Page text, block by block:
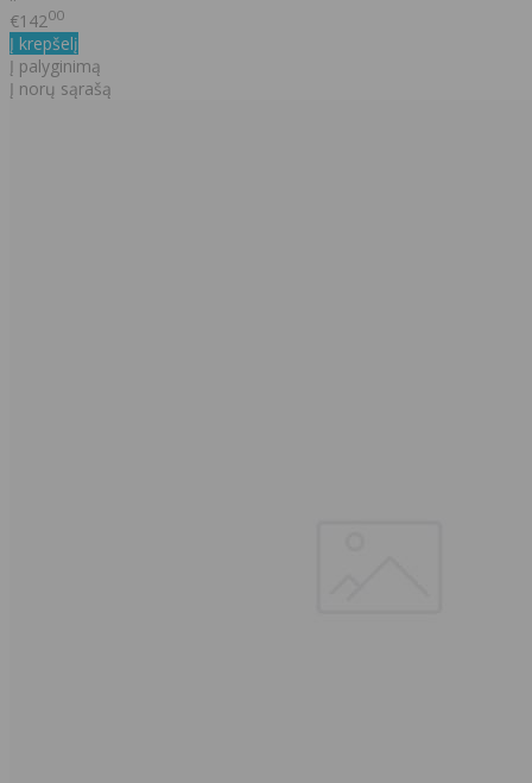
€14200
Į krepšelį
Į palyginimą
Į norų sąrašą